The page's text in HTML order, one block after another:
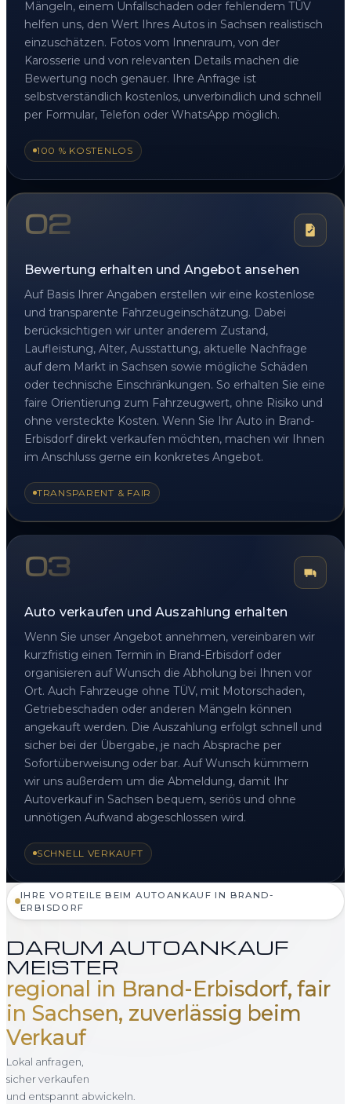
Mängeln, einem Unfallschaden oder fehlendem TÜV
helfen uns, den Wert Ihres Autos in Sachsen realistisch
einzuschätzen. Fotos vom Innenraum, von der
Karosserie und von relevanten Details machen die
Bewertung noch genauer. Ihre Anfrage ist
selbstverständlich kostenlos, unverbindlich und schnell
per Formular, Telefon oder WhatsApp möglich.
100 % KOSTENLOS
02
Bewertung erhalten und Angebot ansehen
Auf Basis Ihrer Angaben erstellen wir eine kostenlose
und transparente Fahrzeugeinschätzung. Dabei
berücksichtigen wir unter anderem Zustand,
Laufleistung, Alter, Ausstattung, aktuelle Nachfrage
auf dem Markt in Sachsen sowie mögliche Schäden
oder technische Einschränkungen. So erhalten Sie eine
faire Orientierung zum Fahrzeugwert, ohne Risiko und
ohne versteckte Kosten. Wenn Sie Ihr Auto in Brand-
Erbisdorf direkt verkaufen möchten, machen wir Ihnen
im Anschluss gerne ein konkretes Angebot.
TRANSPARENT & FAIR
03
Auto verkaufen und Auszahlung erhalten
Wenn Sie unser Angebot annehmen, vereinbaren wir
kurzfristig einen Termin in Brand-Erbisdorf oder
organisieren auf Wunsch die Abholung bei Ihnen vor
Ort. Auch Fahrzeuge ohne TÜV, mit Motorschaden,
Getriebeschaden oder anderen Mängeln können
angekauft werden. Die Auszahlung erfolgt schnell und
sicher bei der Übergabe, je nach Absprache per
Sofortüberweisung oder bar. Auf Wunsch kümmern
wir uns außerdem um die Abmeldung, damit Ihr
Autoverkauf in Sachsen bequem, seriös und ohne
unnötigen Aufwand abgeschlossen wird.
SCHNELL VERKAUFT
IHRE VORTEILE BEIM AUTOANKAUF IN BRAND-
ERBISDORF
DARUM AUTOANKAUF
MEISTER
regional in Brand-Erbisdorf, fair
in Sachsen, zuverlässig beim
Verkauf
Lokal anfragen,
sicher verkaufen
und entspannt abwickeln.